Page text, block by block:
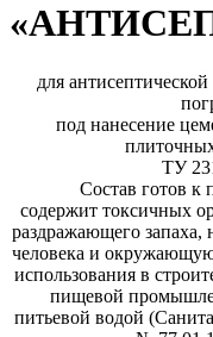
для
под нанесение
ТУ
Состав готов к
содержит токсичных
раздражающего запаха,
человека и
использования в
пищевой
питьевой водой